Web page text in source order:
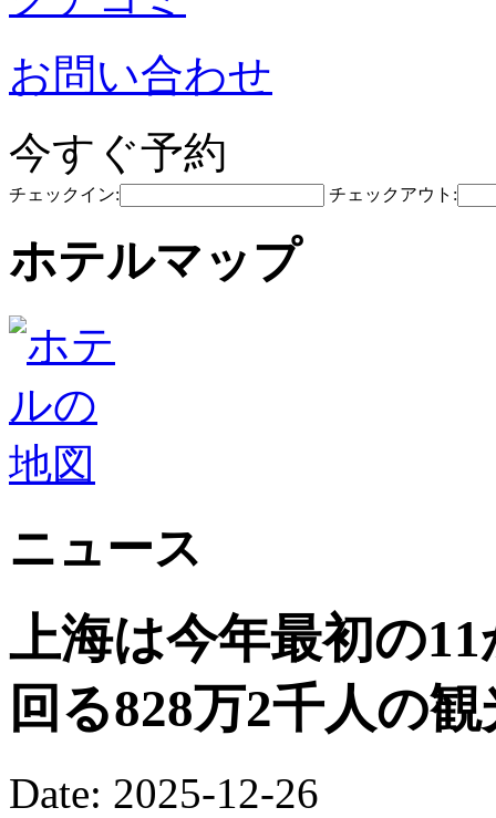
お問い合わせ
今すぐ予約
チェックイン: チェックアウト:
ホテルマップ
ニュース
上海は今年最初の
回る828万2千人の
Date: 2025-12-26